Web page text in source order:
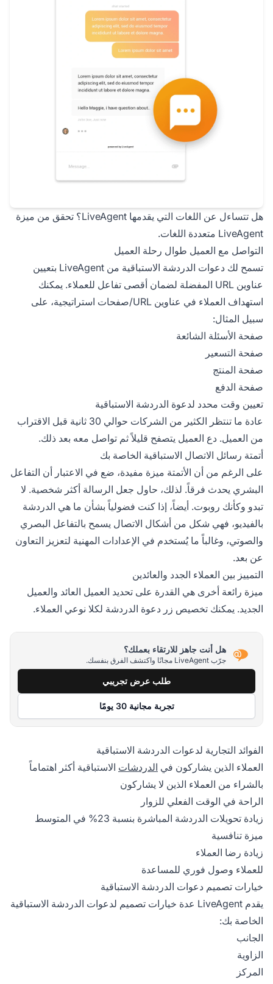
هل تتساءل عن اللغات التي يقدمها LiveAgent؟ تحقق من ميزة
LiveAgent متعددة اللغات.
التواصل مع العميل طوال رحلة العميل
تسمح لك دعوات الدردشة الاستباقية من LiveAgent بتعيين
عناوين URL المفضلة لضمان أقصى تفاعل للعملاء. يمكنك
استهداف العملاء في عناوين URL/صفحات استراتيجية، على
سبيل المثال:
صفحة الأسئلة الشائعة
صفحة التسعير
صفحة المنتج
صفحة الدفع
تعيين وقت محدد لدعوة الدردشة الاستباقية
عادة ما تنتظر الكثير من الشركات حوالي 30 ثانية قبل الاقتراب
من العميل. دع العميل يتصفح قليلاً ثم تواصل معه بعد ذلك.
أتمتة رسائل الاتصال الاستباقية الخاصة بك
على الرغم من أن الأتمتة ميزة مفيدة، ضع في الاعتبار أن التفاعل
البشري يحدث فرقاً. لذلك، حاول جعل الرسالة أكثر شخصية. لا
تبدو وكأنك روبوت. أيضاً، إذا كنت فضولياً بشأن ما هي الدردشة
بالفيديو، فهي شكل من أشكال الاتصال يسمح بالتفاعل البصري
والصوتي، وغالباً ما يُستخدم في الإعدادات المهنية لتعزيز التعاون
عن بعد.
التمييز بين العملاء الجدد والعائدين
ميزة رائعة أخرى هي القدرة على تحديد العميل العائد والعميل
الجديد. يمكنك تخصيص زر دعوة الدردشة لكلا نوعي العملاء.
هل أنت جاهز للارتقاء بعملك؟
جرّب LiveAgent مجانًا واكتشف الفرق بنفسك.
طلب عرض تجريبي
تجربة مجانية 30 يومًا
الفوائد التجارية لدعوات الدردشة الاستباقية
العملاء الذين يشاركون في الدردشات الاستباقية أكثر اهتماماً
بالشراء من العملاء الذين لا يشاركون
الراحة في الوقت الفعلي للزوار
زيادة تحويلات الدردشة المباشرة بنسبة 23% في المتوسط
ميزة تنافسية
زيادة رضا العملاء
للعملاء وصول فوري للمساعدة
خيارات تصميم دعوات الدردشة الاستباقية
يقدم LiveAgent عدة خيارات تصميم لدعوات الدردشة الاستباقية
الخاصة بك:
الجانب
الزاوية
المركز